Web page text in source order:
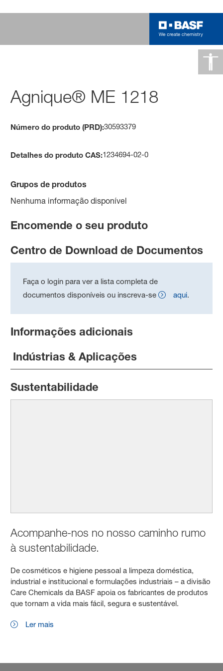
Agnique® ME 1218
Número do produto (PRD):30593379
Detalhes do produto CAS:1234694-02-0
Grupos de produtos
Nenhuma informação disponível
Encomende o seu produto
Centro de Download de Documentos
Faça o login para ver a lista completa de
documentos disponíveis ou inscreva-se
aqui.
Informações adicionais
Indústrias & Aplicações
Sustentabilidade
Acompanhe-nos no nosso caminho rumo
à sustentabilidade.
De cosméticos e higiene pessoal a limpeza doméstica,
industrial e institucional e formulações industriais – a divisão
Care Chemicals da BASF apoia os fabricantes de produtos
que tornam a vida mais fácil, segura e sustentável.
Ler mais